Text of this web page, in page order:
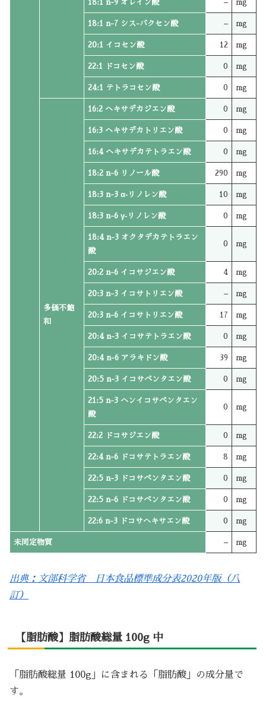
18:1 n-9 オレイン酸 – mg
18:1 n-7 シス-バクセン酸 – mg
20:1 イコセン酸 12 mg
22:1 ドコセン酸 0 mg
24:1 テトラコセン酸 0 mg
多価不飽
和
16:2 ヘキサデカジエン酸 0 mg
16:3 ヘキサデカトリエン酸 0 mg
16:4 ヘキサデカテトラエン酸 0 mg
18:2 n-6 リノール酸 290 mg
18:3 n-3 α‐リノレン酸 10 mg
18:3 n-6 γ‐リノレン酸 0 mg
18:4 n-3 オクタデカテトラエン
酸
0 mg
20:2 n-6 イコサジエン酸 4 mg
20:3 n-3 イコサトリエン酸 – mg
20:3 n-6 イコサトリエン酸 17 mg
20:4 n-3 イコサテトラエン酸 0 mg
20:4 n-6 アラキドン酸 39 mg
20:5 n-3 イコサペンタエン酸 0 mg
21:5 n-3 ヘンイコサペンタエン
酸
0 mg
22:2 ドコサジエン酸 0 mg
22:4 n-6 ドコサテトラエン酸 8 mg
22:5 n-3 ドコサペンタエン酸 0 mg
22:5 n-6 ドコサペンタエン酸 0 mg
22:6 n-3 ドコサヘキサエン酸 0 mg
未同定物質 – mg
出典：文部科学省 日本食品標準成分表2020年版（八
訂）
【脂肪酸】脂肪酸総量 100g 中
「脂肪酸総量 100g」に含まれる「脂肪酸」の成分量で
す。